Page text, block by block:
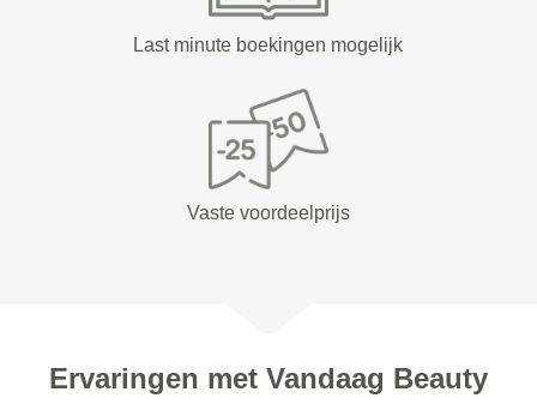
Last minute boekingen mogelijk
Vaste voordeelprijs
Ervaringen met Vandaag Beauty